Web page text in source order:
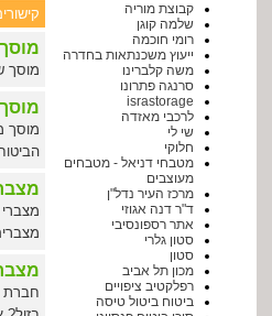
קבוצת מוריה
שלמה קוגן
רומי חוכמה
ייעוץ משכנתאות בחדרה
משה קלברינו
סרנגה פתרונו
israstorage
לרכבי מאזדה
שי לי
חלוקי
מטבחי דניאל - מטבחים
מעוצבים
מרכז העיר נדל"ן
ד"ר דנה אגוזי
אתר רספונסיבי
סטון גלרי
סטון
מכון תל אביב
רפלקטיב ציפויים
ביטוח ביטול טיסה
מוסך
מוסך
חברת